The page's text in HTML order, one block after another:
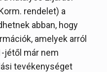
rendelet) a
abban, hogy
amelyek arról
jétől már nem
tevékenységet